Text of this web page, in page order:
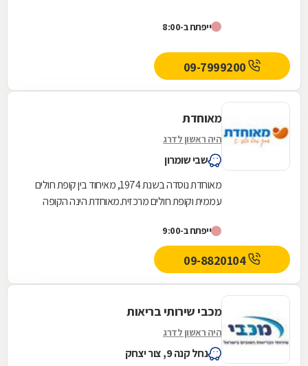
ייפתח ב-8:00
09-7999200
מאוחדת
היה ראשון לדרג
שבי שומרון
מאוחדת נוסדה בשנת 1974, מאיחוד בין קופת חולים
עממית וקופת חולים מרכזית.מאוחדת הינה הקופה
מעגל...
ייפתח ב-9:00
09-8820104
מכבי שירותי בריאות
היה ראשון לדרג
נחל קנה 9, צור יצחק